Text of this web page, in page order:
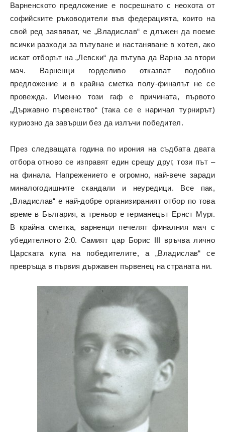
Варненското предложение е посрешнато с неохота от
софийските ръководители във федерацията, които на
свой ред заявяват, че „Владислав“ е длъжен да поеме
всички разходи за пътуване и настаняване в хотел, ако
искат отборът на „Левски“ да пътува да Варна за втори
мач. Варненци горделиво отказват подобно
предложение и в крайна сметка полу-финалът не се
провежда. Именно този гаф е причината, първото
„Държавно първенство“ (така се е наричал турнирът)
куриозно да завърши без да излъчи победител.
През следващата година по ирония на съдбата двата
отбора отново се изправят един срещу друг, този път –
на финала. Напрежението е огромно, най-вече заради
миналогодишните скандали и неуредици. Все пак,
„Владислав“ е най-добре организираният отбор по това
време в България, а треньор е германецът Ернст Мург.
В крайна сметка, варненци печелят финалния мач с
убедителното 2:0. Самият цар Борис III връчва лично
Царската купа на победителите, а „Владислав“ се
превръща в първия държавен първенец на страната ни.